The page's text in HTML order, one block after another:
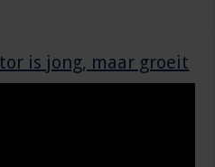
is jong, maar groeit